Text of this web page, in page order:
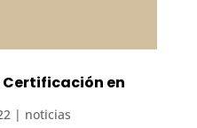
Certificación en
| noticias